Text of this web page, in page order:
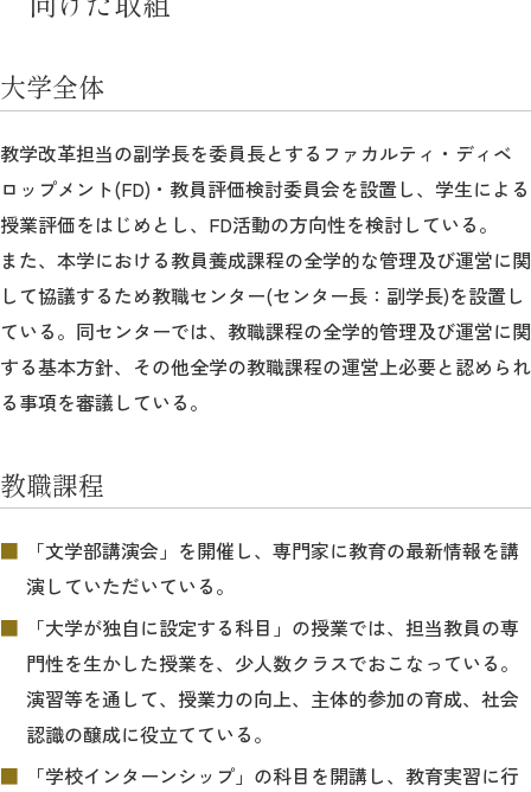
大学全体
教学改革担当の副学長を委員長とするファカルティ・ディベ
ロップメント(FD)・教員評価検討委員会を設置し、学生による
授業評価をはじめとし、FD活動の方向性を検討している。
また、本学における教員養成課程の全学的な管理及び運営に関
して協議するため教職センター(センター長：副学長)を設置し
ている。同センターでは、教職課程の全学的管理及び運営に関
する基本方針、その他全学の教職課程の運営上必要と認められ
る事項を審議している。
教職課程
「文学部講演会」を開催し、専門家に教育の最新情報を講
演していただいている。
「大学が独自に設定する科目」の授業では、担当教員の専
門性を生かした授業を、少人数クラスでおこなっている。
演習等を通して、授業力の向上、主体的参加の育成、社会
認識の醸成に役立てている。
「学校インターンシップ」の科目を開講し、教育実習に行